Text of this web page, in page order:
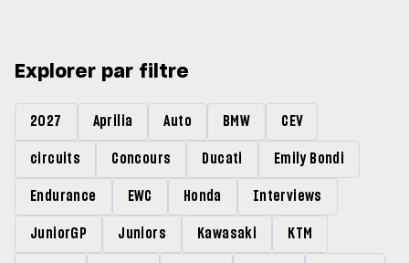
Explorer par filtre
2027 Aprilia Auto BMW CEV
circuits Concours Ducati Emily Bondi
Endurance EWC Honda Interviews
JuniorGP Juniors Kawasaki KTM